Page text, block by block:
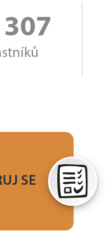
SE
nejsou